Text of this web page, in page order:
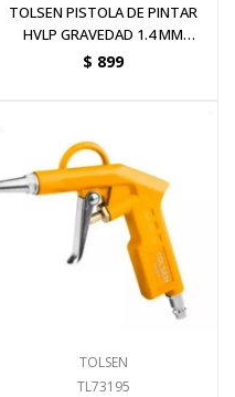
TOLSEN PISTOLA DE PINTAR
HVLP GRAVEDAD 1.4 MM
TANQUE 600 ML
$ 899
TOLSEN
TL73195